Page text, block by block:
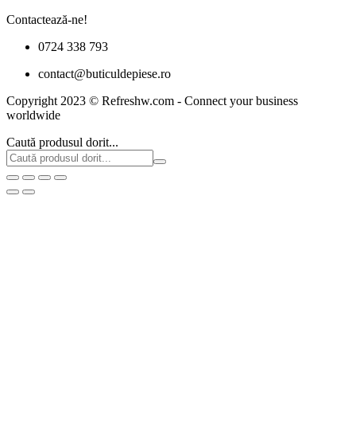
Contactează-ne!
0724 338 793
contact@buticuldepiese.ro
Copyright 2023 © Refreshw.com - Connect your business
worldwide
Caută produsul dorit...